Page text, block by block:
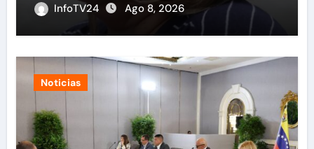
InfoTV24 Ago 8, 2026
Noticias